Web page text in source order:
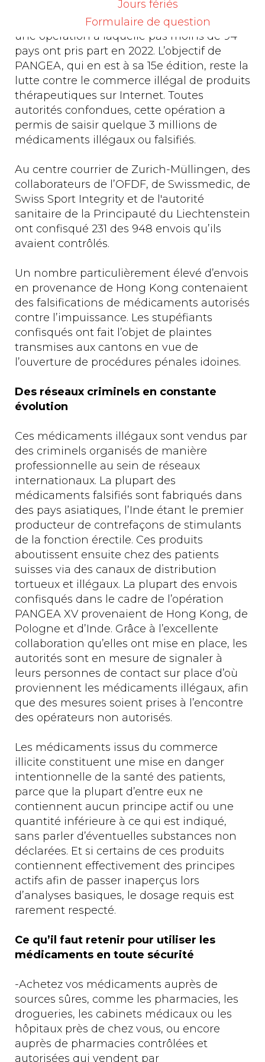
Jours fériés
Formulaire de question
Suisse participe à la semaine internationale
d'action PANGEA coordonnée par Interpol,
une opération à laquelle pas moins de 94
pays ont pris part en 2022. L’objectif de
PANGEA, qui en est à sa 15e édition, reste la
lutte contre le commerce illégal de produits
thérapeutiques sur Internet. Toutes
autorités confondues, cette opération a
permis de saisir quelque 3 millions de
médicaments illégaux ou falsifiés.
Au centre courrier de Zurich-Müllingen, des
collaborateurs de l’OFDF, de Swissmedic, de
Swiss Sport Integrity et de l'autorité
sanitaire de la Principauté du Liechtenstein
ont confisqué 231 des 948 envois qu’ils
avaient contrôlés.
Un nombre particulièrement élevé d’envois
en provenance de Hong Kong contenaient
des falsifications de médicaments autorisés
contre l’impuissance. Les stupéfiants
confisqués ont fait l’objet de plaintes
transmises aux cantons en vue de
l’ouverture de procédures pénales idoines.
Des réseaux criminels en constante
évolution
Ces médicaments illégaux sont vendus par
des criminels organisés de manière
professionnelle au sein de réseaux
internationaux. La plupart des
médicaments falsifiés sont fabriqués dans
des pays asiatiques, l’Inde étant le premier
producteur de contrefaçons de stimulants
de la fonction érectile. Ces produits
aboutissent ensuite chez des patients
suisses via des canaux de distribution
tortueux et illégaux. La plupart des envois
confisqués dans le cadre de l’opération
PANGEA XV provenaient de Hong Kong, de
Pologne et d’Inde. Grâce à l’excellente
collaboration qu’elles ont mise en place, les
autorités sont en mesure de signaler à
leurs personnes de contact sur place d’où
proviennent les médicaments illégaux, afin
que des mesures soient prises à l’encontre
des opérateurs non autorisés.
Les médicaments issus du commerce
illicite constituent une mise en danger
intentionnelle de la santé des patients,
parce que la plupart d’entre eux ne
contiennent aucun principe actif ou une
quantité inférieure à ce qui est indiqué,
sans parler d’éventuelles substances non
déclarées. Et si certains de ces produits
contiennent effectivement des principes
actifs afin de passer inaperçus lors
d’analyses basiques, le dosage requis est
rarement respecté.
Ce qu’il faut retenir pour utiliser les
médicaments en toute sécurité
-Achetez vos médicaments auprès de
sources sûres, comme les pharmacies, les
drogueries, les cabinets médicaux ou les
hôpitaux près de chez vous, ou encore
auprès de pharmacies contrôlées et
autorisées qui vendent par